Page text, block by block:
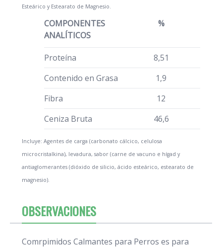
Esteárico y Estearato de Magnesio.
COMPONENTES
ANALÍTICOS
%
Proteína
8,51
Contenido en Grasa
1,9
Fibra
12
Ceniza Bruta
46,6
Incluye: Agentes de carga (carbonato cálcico, celulosa
microcristalkina), levadura, sabor (carne de vacuno e hígad y
antiaglomerantes (dióxido de silicio, ácido esteárico, estearato de
magnesio).
OBSERVACIONES
Comrpimidos Calmantes para Perros es para